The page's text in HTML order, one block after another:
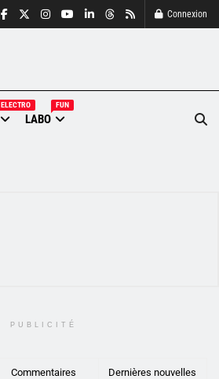
Connexion
ELECTRO
LABO
FUN
PUBLICITÉ
Commentaires Dernières nouvelles